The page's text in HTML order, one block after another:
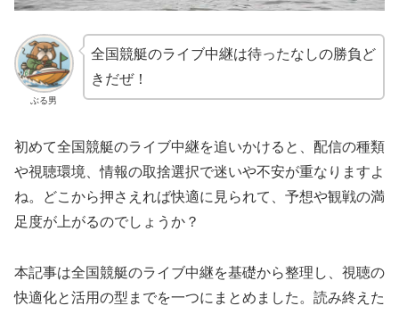
ぶる男
全国競艇のライブ中継は待ったなしの勝負ど
きだぜ！
初めて全国競艇のライブ中継を追いかけると、配信の種類
や視聴環境、情報の取捨選択で迷いや不安が重なりますよ
ね。どこから押さえれば快適に見られて、予想や観戦の満
足度が上がるのでしょうか？
本記事は全国競艇のライブ中継を基礎から整理し、視聴の
快適化と活用の型までを一つにまとめました。読み終えた